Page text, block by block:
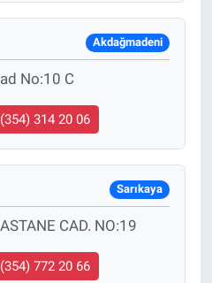
Akdağmadeni
No:10 C
314 20 06
Sarıkaya
CAD. NO:19
772 20 66